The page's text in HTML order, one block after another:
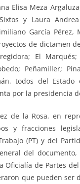
Elisa Meza
y Laura
García
de dictamen
El
Peñamiller;
todos del
por la presidencia
de la Rosa, en
y fracciones
(PT) y del
del
Oficialía de Partes
que pueden ser